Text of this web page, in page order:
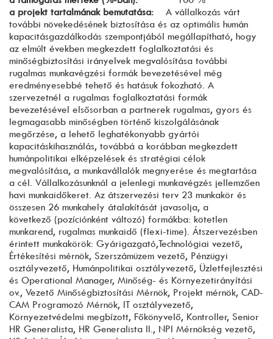
a projekt tartalmának bemutatása: A vállalkozás várt
további növekedésének biztosítása és az optimális humán
kapacitásgazdálkodás szempontjából megállapítható, hogy
az elmúlt években megkezdett foglalkoztatási és
minőségbiztosítási irányelvek megvalósítása további
rugalmas munkavégzési formák bevezetésével még
eredményesebbé tehető és hatásuk fokozható. A
szervezetnél a rugalmas foglalkoztatási formák
bevezetésével elsősorban a partnerek rugalmas, gyors és
legmagasabb minőségben történő kiszolgálásának
megőrzése, a lehető leghatékonyabb gyártói
kapacitáskihasználás, továbbá a korábban megkezdett
humánpolitikai elképzelések és stratégiai célok
megvalósítása, a munkavállalók megnyerése és megtartása
a cél. Vállalkozásunknál a jelenlegi munkavégzés jellemzően
havi munkaidőkeret. Az átszervezési terv 23 munkakör és
összesen 26 munkahely átalakítását javasolja, a
következő (pozíciónként változó) formákba: kötetlen
munkarend, rugalmas munkaidő (flexi-time). Átszervezésben
érintett munkakörök: Gyárigazgató,Technológiai vezető,
Értékesítési mérnök, Szerszámüzem vezető, Pénzügyi
osztályvezető, Humánpolitikai osztályvezető, Üzletfejlesztési
és Operational Manager, Minőség- és Környezetirányítási
ov., Vezető Minőségbiztosítási Mérnök, Projekt mérnök, CAD-
CAM Programozó Mérnök, IT osztályvezető,
Környezetvédelmi megbízott, Főkönyvelő, Kontroller, Senior
HR Generalista, HR Generalista II., NPI Mérnökség vezető,